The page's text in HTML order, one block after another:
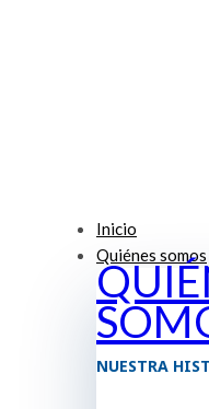
Inicio
Quiénes somos
NUESTRA